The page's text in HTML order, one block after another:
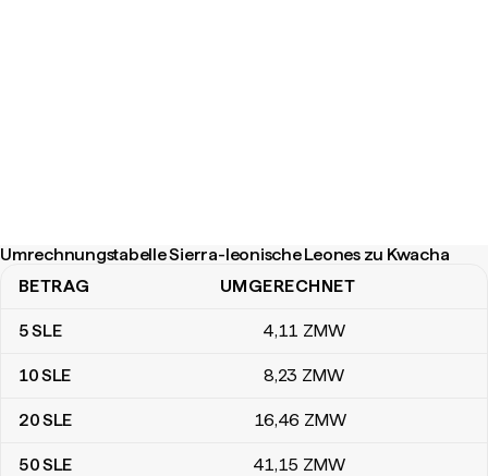
Umrechnungstabelle Sierra-leonische Leones zu Kwacha
Umrechnungstabelle Sierra-leonische Leones zu Kwacha
BETRAG UMGERECHNET
5SLE 4,11 ZMW
10SLE 8,23 ZMW
20SLE 16,46 ZMW
50SLE 41,15 ZMW